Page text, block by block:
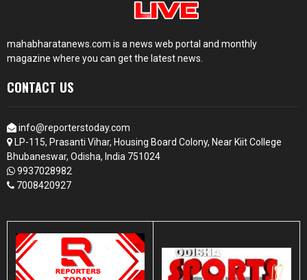
mahabharatanews.com is a news web portal and monthly
magazine where you can get the latest news.
CONTACT US
info@reporterstoday.com
LP-115, Prasanti Vihar, Housing Board Colony, Near Kiit College
Bhubaneswar, Odisha, India 751024
9937028982
7008420927